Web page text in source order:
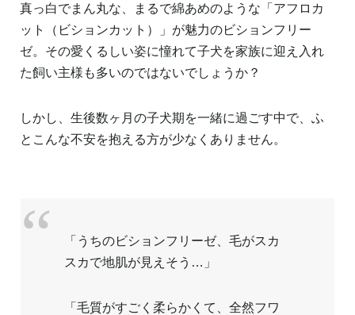
真っ白でまん丸な、まるで綿あめのような「アフロカ
ット（ビションカット）」が魅力のビションフリー
ゼ。その愛くるしい姿に憧れて子犬を家族に迎え入れ
た飼い主様も多いのではないでしょうか？
しかし、生後数ヶ月の子犬期を一緒に過ごす中で、ふ
とこんな不安を抱える方が少なくありません。
「うちのビションフリーゼ、毛がスカ
スカで地肌が見えそう…」
「毛質がすごく柔らかくて、全然フワ